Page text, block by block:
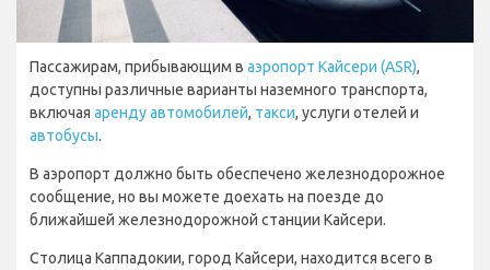
Пассажирам, прибывающим в аэропорт Кайсери (ASR),
доступны различные варианты наземного транспорта,
включая аренду автомобилей, такси, услуги отелей и
автобусы.
В аэропорт должно быть обеспечено железнодорожное
сообщение, но вы можете доехать на поезде до
ближайшей железнодорожной станции Кайсери.
Столица Каппадокии, город Кайсери, находится всего в